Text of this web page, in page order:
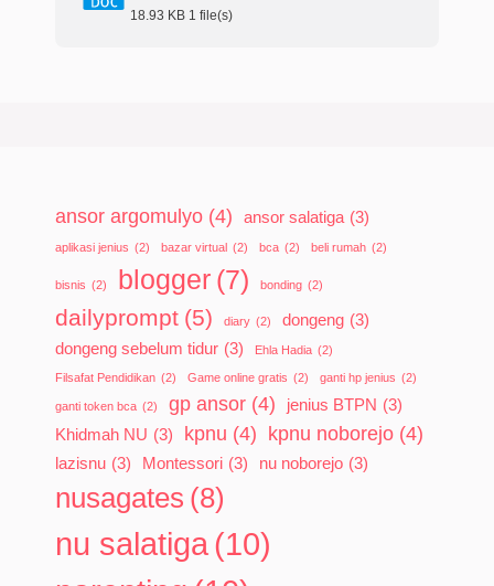
18.93 KB 1 file(s)
ansor argomulyo (4) ansor salatiga (3)
aplikasi jenius (2) bazar virtual (2) bca (2) beli rumah (2)
bisnis (2) blogger (7) bonding (2)
dailyprompt (5) diary (2) dongeng (3)
dongeng sebelum tidur (3) Ehla Hadia (2)
Filsafat Pendidikan (2) Game online gratis (2) ganti hp jenius (2)
ganti token bca (2) gp ansor (4) jenius BTPN (3)
Khidmah NU (3) kpnu (4) kpnu noborejo (4)
lazisnu (3) Montessori (3) nu noborejo (3)
nusagates (8)
nu salatiga (10)